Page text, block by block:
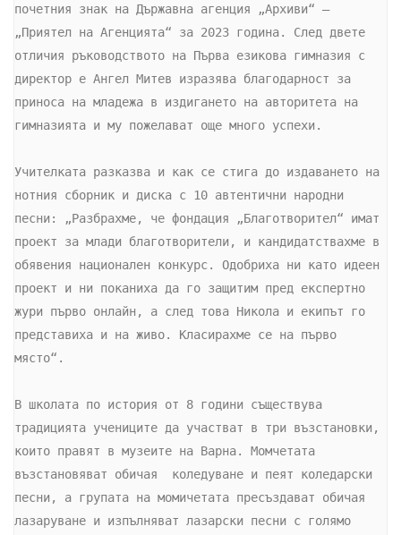
почетния знак на Държавна агенция „Архиви“ –
„Приятел на Агенцията“ за 2023 година. След двете
отличия ръководството на Първа езикова гимназия с
директор е Ангел Митев изразява благодарност за
приноса на младежа в издигането на авторитета на
гимназията и му пожелават още много успехи.
Учителката разказва и как се стига до издаването на
нотния сборник и диска с 10 автентични народни
песни: „Разбрахме, че фондация „Благотворител“ имат
проект за млади благотворители, и кандидатствахме в
обявения национален конкурс. Одобриха ни като идеен
проект и ни поканиха да го защитим пред експертно
жури първо онлайн, а след това Никола и екипът го
представиха и на живо. Класирахме се на първо
място“.
В школата по история от 8 години съществува
традицията учениците да участват в три възстановки,
които правят в музеите на Варна. Момчетата
възстановяват обичая  коледуване и пеят коледарски
песни, а групата на момичетата пресъздават обичая
лазаруване и изпълняват лазарски песни с голямо